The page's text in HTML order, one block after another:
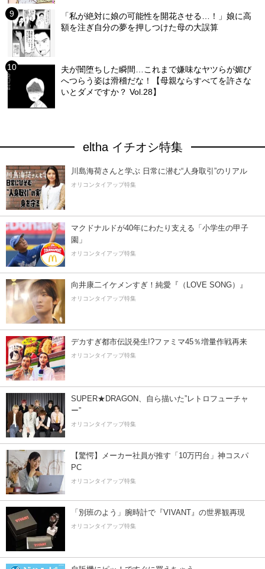
「私が絶対に娘の可能性を開花させる…！」娘に高
額を注ぎ自分の夢を押しつけた母の大誤算
夫が闇堕ちした瞬間…これまで嫌味なヤツらが媚び
へつらう姿は滑稽だな！【母親ならすべてを許さな
いとダメですか？ Vol.28】
eltha イチオシ特集
川島海荷さんと学ぶ 日常に潜む“人身取引”のリアル
オリコンタイアップ特集
マクドナルドが40年にわたり支える「小学生の甲子
園」
オリコンタイアップ特集
向井康二イケメンすぎ！純愛『（LOVE SONG）』
オリコンタイアップ特集
デカすぎ都市伝説発生!?ファミマ45％増量作戦再来
オリコンタイアップ特集
SUPER★DRAGON、自ら描いた”レトロフューチャ
ー”
オリコンタイアップ特集
【驚愕】メーカー社員が推す「10万円台」神コスパ
PC
オリコンタイアップ特集
「別班のよう」腕時計で『VIVANT』の世界観再現
オリコンタイアップ特集